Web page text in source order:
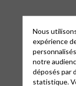
Nous
expérience
notre
déposés par
statistique.